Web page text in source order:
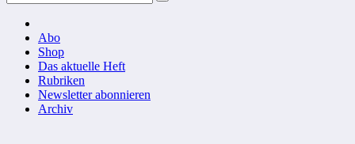
Abo
Shop
Das aktuelle Heft
Rubriken
Newsletter abonnieren
Archiv